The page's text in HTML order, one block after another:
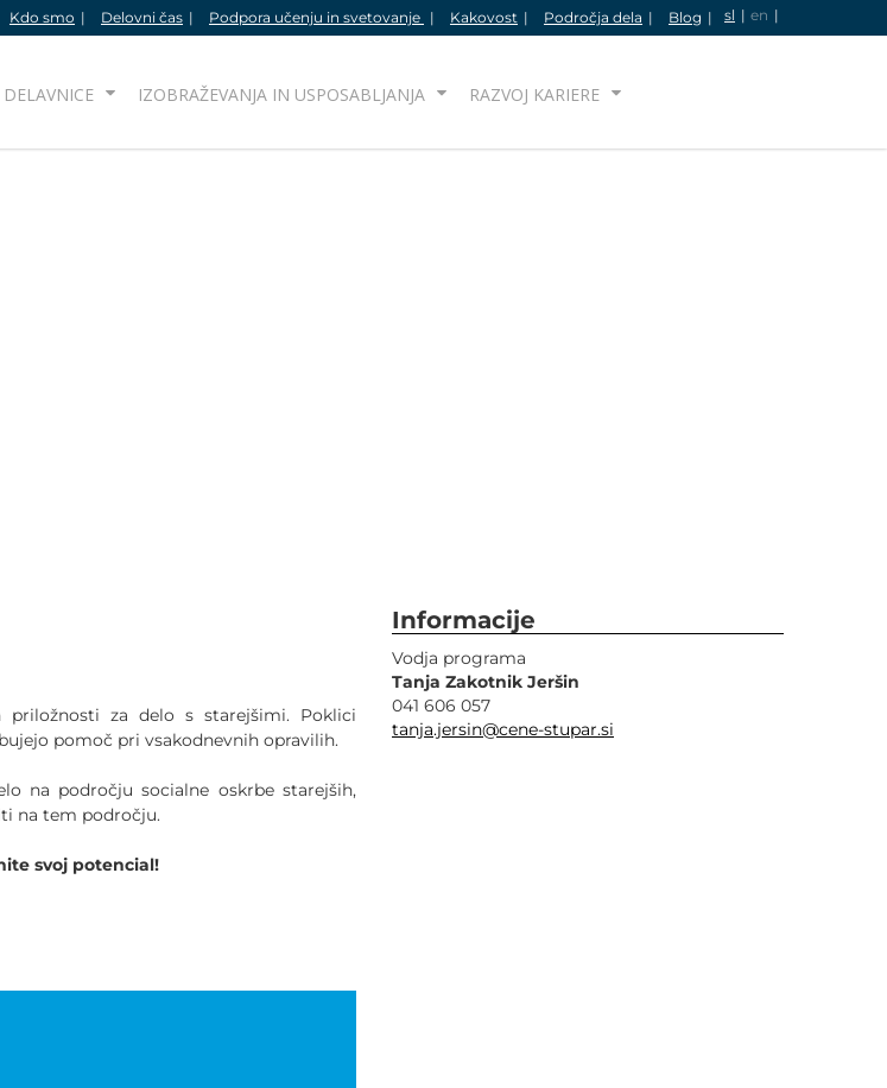
sl en
Kdo smo Delovni čas Podpora učenju in svetovanje Kakovost Področja dela Blog
IZOBRAŽEVANJA IN USPOSABLJANJA RAZVOJ KARIERE
priložnosti za delo s starejšimi. Poklici
pomoč pri vsakodnevnih opravilih.
na področju socialne oskrbe starejših,
na tem področju.
svoj potencial!
Informacije
Vodja programa
Tanja Zakotnik Jeršin
041 606 057
tanja.jersin@cene-stupar.si